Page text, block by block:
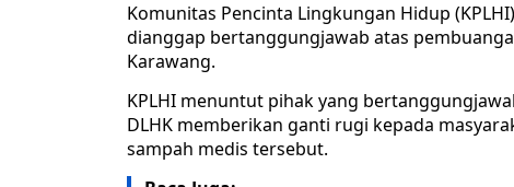
Komunitas Pencinta Lingkungan Hidup
dianggap bertanggungjawab atas
Karawang.
KPLHI menuntut pihak yang
DLHK memberikan ganti rugi kepada
sampah medis tersebut.